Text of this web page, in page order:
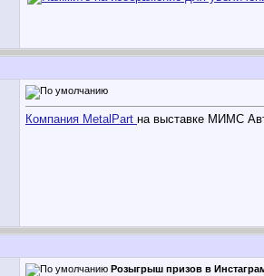
Компания MetalPart на выставке МИМС
Розыгрыш призов в